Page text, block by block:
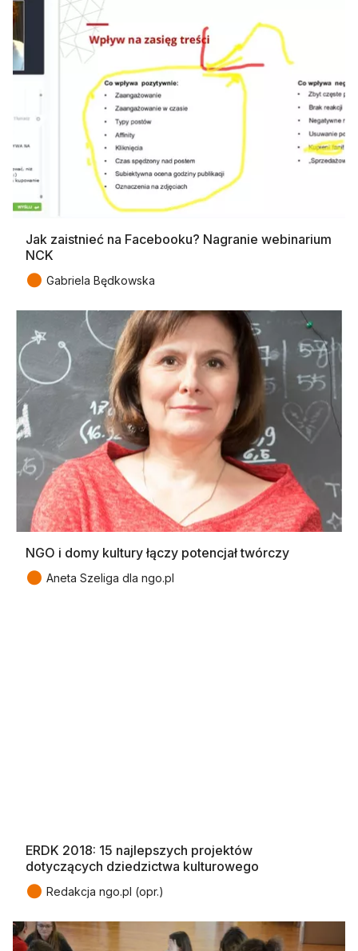
Jak zaistnieć na Facebooku? Nagranie webinarium
NCK
● Gabriela Będkowska
NGO i domy kultury łączy potencjał twórczy
● Aneta Szeliga dla ngo.pl
ERDK 2018: 15 najlepszych projektów
dotyczących dziedzictwa kulturowego
● Redakcja ngo.pl (opr.)